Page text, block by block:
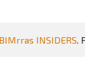
BIMrras INSIDERS.